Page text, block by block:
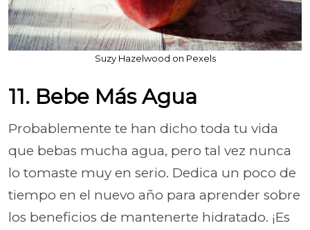
Suzy Hazelwood on Pexels
11. Bebe Más Agua
Probablemente te han dicho toda tu vida
que bebas mucha agua, pero tal vez nunca
lo tomaste muy en serio. Dedica un poco de
tiempo en el nuevo año para aprender sobre
los beneficios de mantenerte hidratado. ¡Es